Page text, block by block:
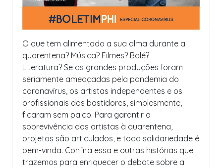
O que tem alimentado a sua alma durante a
quarentena? Música? Filmes? Balé?
Literatura? Se as grandes produções foram
seriamente ameaçadas pela pandemia do
coronavírus, os artistas independentes e os
profissionais dos bastidores, simplesmente,
ficaram sem palco. Para garantir a
sobrevivência dos artistas à quarentena,
projetos são articulados, e toda solidariedade é
bem-vinda. Confira essa e outras histórias que
trazemos para enriquecer o debate sobre a